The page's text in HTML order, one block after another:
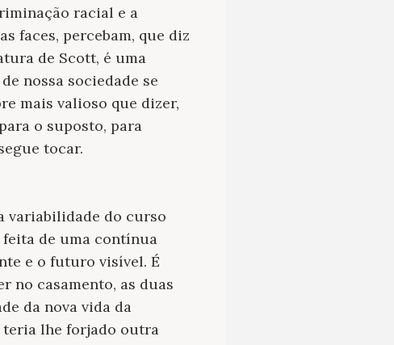
racial e a
faces, percebam, que diz
de Scott, é uma
nossa sociedade se
mais valioso que dizer,
o suposto, para
tocar.
variabilidade do curso
de uma contínua
e o futuro visível. É
no casamento, as duas
da nova vida da
teria lhe forjado outra